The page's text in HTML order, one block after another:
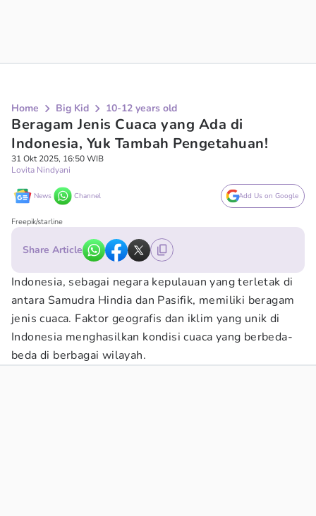
Home Big Kid 10-12 years old
Beragam Jenis Cuaca yang Ada di
Indonesia, Yuk Tambah Pengetahuan!
31 Okt 2025, 16:50 WIB
Lovita Nindyani
News Channel Add Us on Google
Freepik/starline
Share Article
Indonesia, sebagai negara kepulauan yang terletak di
antara Samudra Hindia dan Pasifik, memiliki beragam
jenis cuaca. Faktor geografis dan iklim yang unik di
Indonesia menghasilkan kondisi cuaca yang berbeda-
beda di berbagai wilayah.